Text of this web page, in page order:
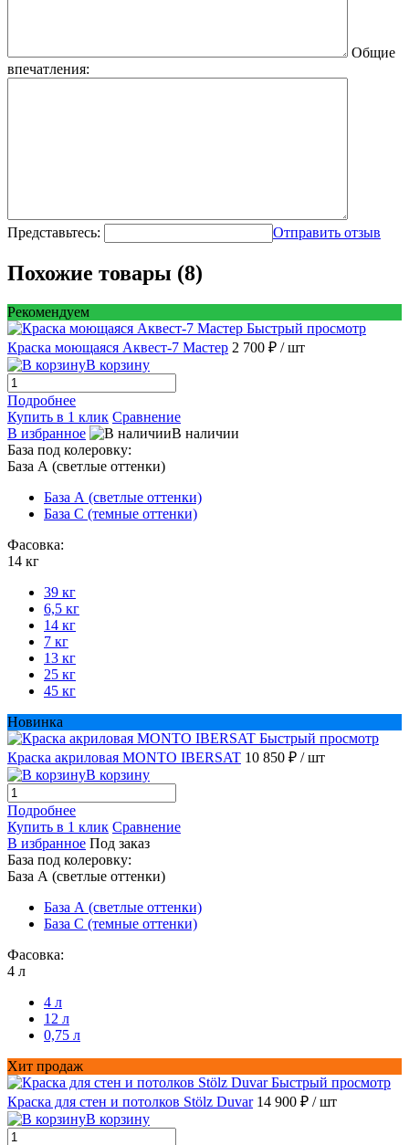
Общие
впечатления:
Представьтесь: Отправить отзыв
Похожие товары (8)
Рекомендуем
Быстрый просмотр
Краска моющаяся Аквест-7 Мастер 2 700 ₽ / шт
В корзину
Подробнее
Купить в 1 клик Сравнение
В избранное
В наличии
База под колеровку:
База А (светлые оттенки)
База А (светлые оттенки)
База С (темные оттенки)
Фасовка:
14 кг
39 кг
6,5 кг
14 кг
7 кг
13 кг
25 кг
45 кг
Новинка
Быстрый просмотр
Краска акриловая MONTO IBERSAT 10 850 ₽ / шт
В корзину
Подробнее
Купить в 1 клик Сравнение
В избранное Под заказ
База под колеровку:
База А (светлые оттенки)
База А (светлые оттенки)
База С (темные оттенки)
Фасовка:
4 л
4 л
12 л
0,75 л
Хит продаж
Быстрый просмотр
Краска для стен и потолков Stölz Duvar 14 900 ₽ / шт
В корзину